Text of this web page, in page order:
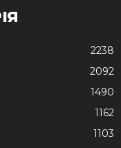
2238
2092
1490
1162
1103